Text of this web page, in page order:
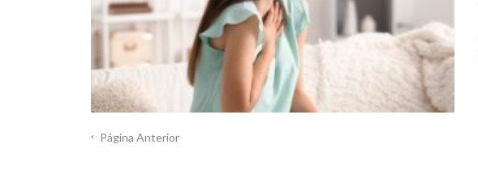
Página Anterior